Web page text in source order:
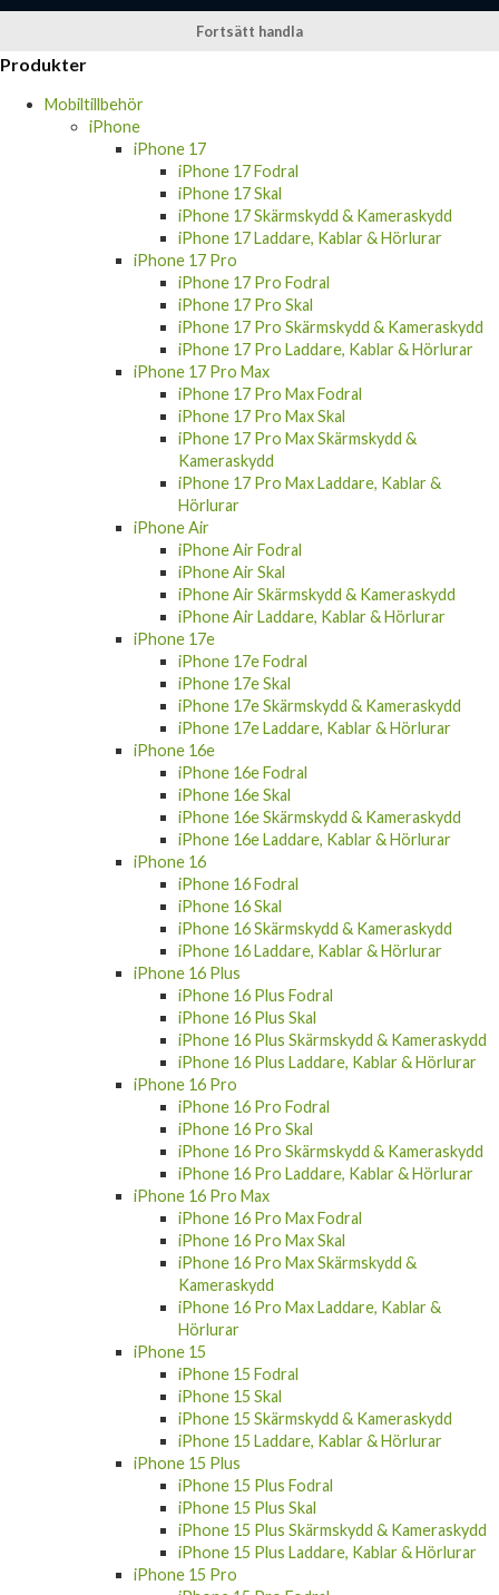
Fortsätt handla
Produkter
Mobiltillbehör
iPhone
iPhone 17
iPhone 17 Fodral
iPhone 17 Skal
iPhone 17 Skärmskydd & Kameraskydd
iPhone 17 Laddare, Kablar & Hörlurar
iPhone 17 Pro
iPhone 17 Pro Fodral
iPhone 17 Pro Skal
iPhone 17 Pro Skärmskydd & Kameraskydd
iPhone 17 Pro Laddare, Kablar & Hörlurar
iPhone 17 Pro Max
iPhone 17 Pro Max Fodral
iPhone 17 Pro Max Skal
iPhone 17 Pro Max Skärmskydd &
Kameraskydd
iPhone 17 Pro Max Laddare, Kablar &
Hörlurar
iPhone Air
iPhone Air Fodral
iPhone Air Skal
iPhone Air Skärmskydd & Kameraskydd
iPhone Air Laddare, Kablar & Hörlurar
iPhone 17e
iPhone 17e Fodral
iPhone 17e Skal
iPhone 17e Skärmskydd & Kameraskydd
iPhone 17e Laddare, Kablar & Hörlurar
iPhone 16e
iPhone 16e Fodral
iPhone 16e Skal
iPhone 16e Skärmskydd & Kameraskydd
iPhone 16e Laddare, Kablar & Hörlurar
iPhone 16
iPhone 16 Fodral
iPhone 16 Skal
iPhone 16 Skärmskydd & Kameraskydd
iPhone 16 Laddare, Kablar & Hörlurar
iPhone 16 Plus
iPhone 16 Plus Fodral
iPhone 16 Plus Skal
iPhone 16 Plus Skärmskydd & Kameraskydd
iPhone 16 Plus Laddare, Kablar & Hörlurar
iPhone 16 Pro
iPhone 16 Pro Fodral
iPhone 16 Pro Skal
iPhone 16 Pro Skärmskydd & Kameraskydd
iPhone 16 Pro Laddare, Kablar & Hörlurar
iPhone 16 Pro Max
iPhone 16 Pro Max Fodral
iPhone 16 Pro Max Skal
iPhone 16 Pro Max Skärmskydd &
Kameraskydd
iPhone 16 Pro Max Laddare, Kablar &
Hörlurar
iPhone 15
iPhone 15 Fodral
iPhone 15 Skal
iPhone 15 Skärmskydd & Kameraskydd
iPhone 15 Laddare, Kablar & Hörlurar
iPhone 15 Plus
iPhone 15 Plus Fodral
iPhone 15 Plus Skal
iPhone 15 Plus Skärmskydd & Kameraskydd
iPhone 15 Plus Laddare, Kablar & Hörlurar
iPhone 15 Pro